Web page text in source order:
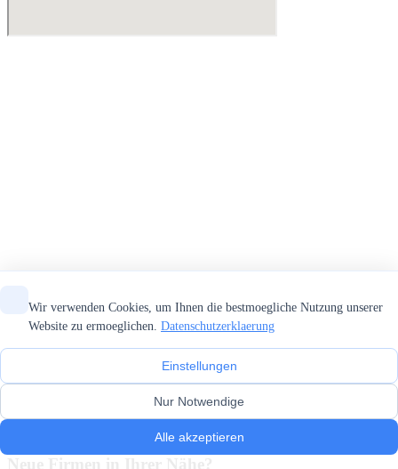
Wir verwenden Cookies, um Ihnen die bestmoegliche Nutzung unserer
Website zu ermoeglichen. Datenschutzerklaerung
Einstellungen
Nur Notwendige
Alle akzeptieren